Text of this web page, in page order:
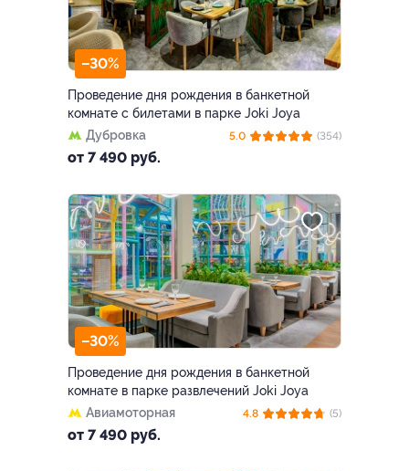
–30%
Проведение дня рождения в банкетной
комнате с билетами в парке Joki Joya
Дубровка
от 7 490 руб.
5.0 (354)
–30%
Проведение дня рождения в банкетной
комнате в парке развлечений Joki Joya
Авиамоторная
от 7 490 руб.
4.8 (5)